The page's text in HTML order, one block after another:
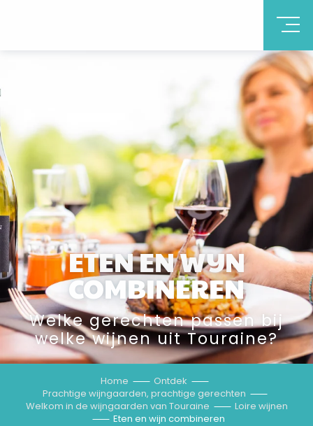
ETEN EN WIJN
COMBINEREN
Welke gerechten passen bij
welke wijnen uit Touraine?
Home
Ontdek
Prachtige wijngaarden, prachtige gerechten
Welkom in de wijngaarden van Touraine
Loire wijnen
Eten en wijn combineren